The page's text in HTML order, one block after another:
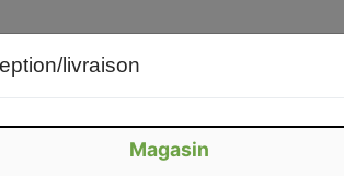
livraison
Magasin